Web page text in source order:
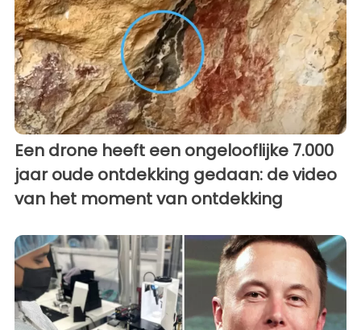
Een drone heeft een ongelooflijke 7.000
jaar oude ontdekking gedaan: de video
van het moment van ontdekking